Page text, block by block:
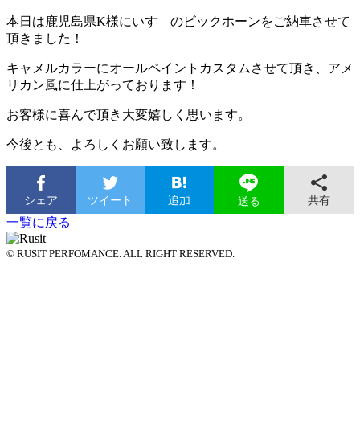
本日は鹿児島県K様にいすゞのビックホーンをご納車させて
頂きました！
キャメルカラーにオールペイントカスタムさせて頂き、アメ
リカン風に仕上がっております！
お客様に喜んで頂き大変嬉しく思います。
今後とも、よろしくお願い致します。
シェア ツイート 追加 送る 共有
一覧に戻る
© RUSIT PERFOMANCE. ALL RIGHT RESERVED.